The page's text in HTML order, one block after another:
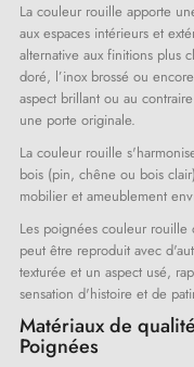
La couleur rouille apporte
aux espaces intérieurs et
alternative aux finitions plus
doré, l’inox brossé ou
aspect brillant ou au
une porte originale.
La couleur rouille
bois (pin, chêne ou bois
mobilier et ameublement
Les poignées couleur
peut être reproduit avec
texturée et un aspect usé,
sensation d'histoire et de
Matériaux de
Poignées